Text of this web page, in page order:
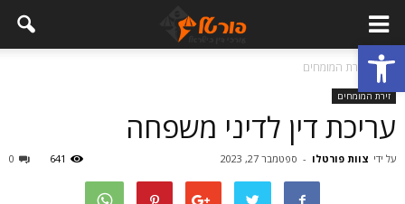
פתח סרגל נגישות
בית זירת המומחים
זירת המומחים
עריכת דין לדיני משפחה
על ידי צוות פורטלו - ספטמבר 27, 2023 0 641